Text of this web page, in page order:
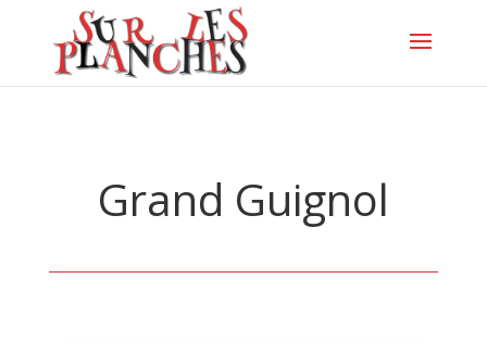
Grand Guignol